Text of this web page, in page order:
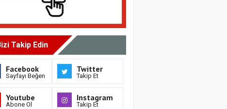
Takip Edin
Facebook
Sayfayı Beğen
Twitter
Takip Et
Youtube
Abone Ol
Instagram
Takip Et